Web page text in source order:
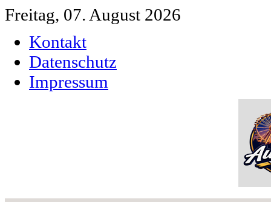
Freitag, 07. August 2026
Kontakt
Datenschutz
Impressum